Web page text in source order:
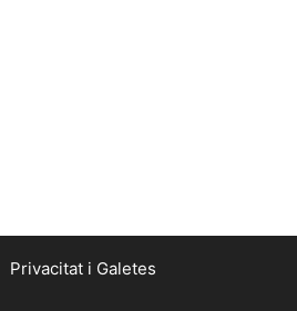
Privacitat i Galetes